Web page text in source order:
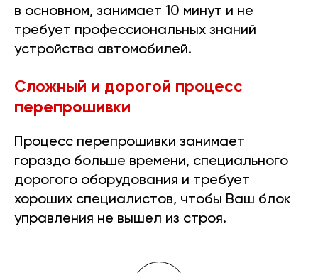
в основном, занимает 10 минут и не
требует профессиональных знаний
устройства автомобилей.
Сложный и дорогой процесс
перепрошивки
Процесс перепрошивки занимает
гораздо больше времени, специального
дорогого оборудования и требует
хороших специалистов, чтобы Ваш блок
управления не вышел из строя.